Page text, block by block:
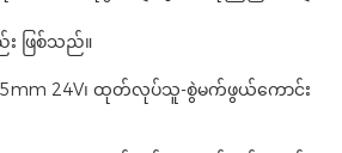
ဖြစ်သည်။